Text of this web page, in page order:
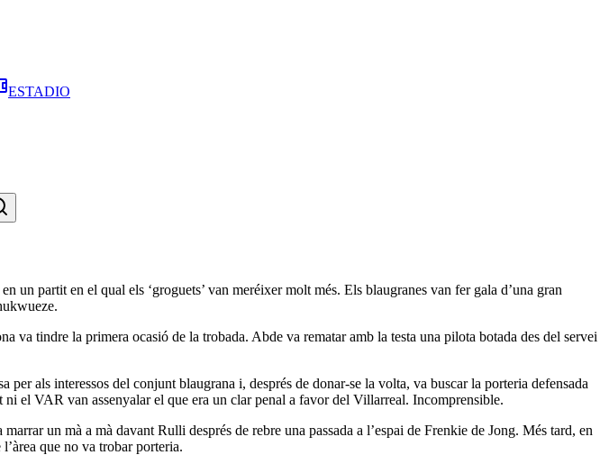
ESTADIO
partit en el qual els ‘groguets’ van meréixer molt més. Els blaugranes van fer gala d’una gran
tindre la primera ocasió de la trobada. Abde va rematar amb la testa una pilota botada des del servei
als interessos del conjunt blaugrana i, després de donar-se la volta, va buscar la porteria defensada
el VAR van assenyalar el que era un clar penal a favor del Villarreal. Incomprensible.
un mà a mà davant Rulli després de rebre una passada a l’espai de Frenkie de Jong. Més tard, en
que no va trobar porteria.